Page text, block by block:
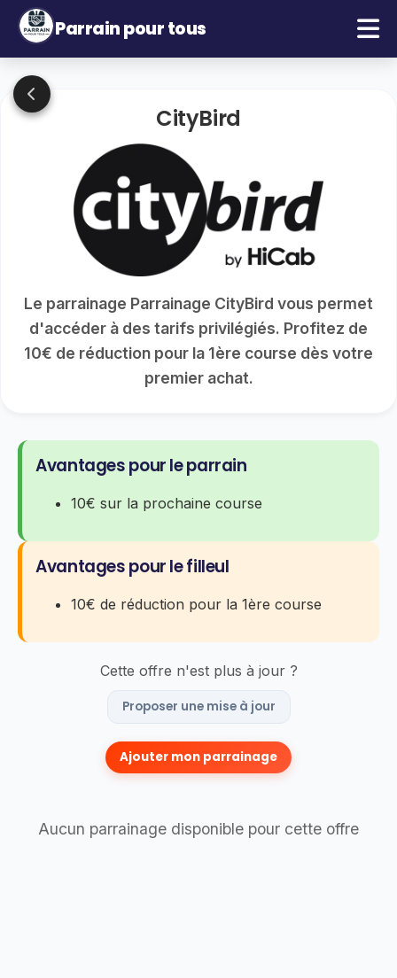
Parrain pour tous
CityBird
Le parrainage Parrainage CityBird vous permet
d'accéder à des tarifs privilégiés. Profitez de
10€ de réduction pour la 1ère course dès votre
premier achat.
Avantages pour le parrain
10€ sur la prochaine course
Avantages pour le filleul
10€ de réduction pour la 1ère course
Cette offre n'est plus à jour ?
Proposer une mise à jour
Ajouter mon parrainage
Aucun parrainage disponible pour cette offre